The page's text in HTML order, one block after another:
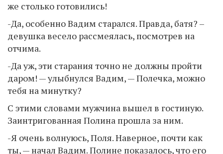
же столько готовились!
-Да, особенно Вадим старался. Правда, батя? –
девушка весело рассмеялась, посмотрев на
отчима.
-Да уж, эти старания точно не должны пройти
даром! — улыбнулся Вадим, — Полечка, можно
тебя на минутку?
С этими словами мужчина вышел в гостиную.
Заинтригованная Полина прошла за ним.
-Я очень волнуюсь, Поля. Наверное, почти как
ты, — начал Вадим. Полине показалось, что его